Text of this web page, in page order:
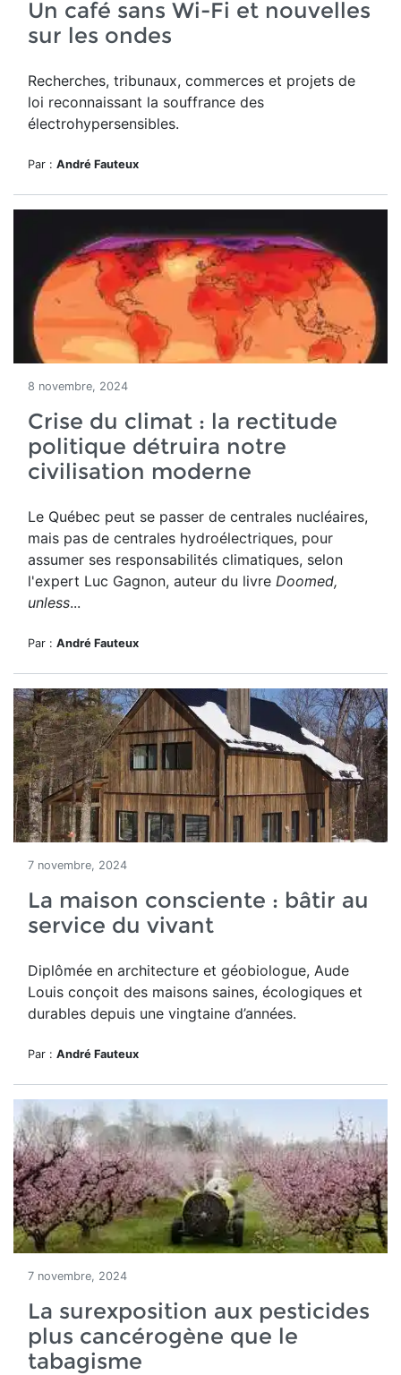
Un café sans Wi-Fi et nouvelles
sur les ondes
Recherches, tribunaux, commerces et projets de
loi reconnaissant la souffrance des
électrohypersensibles.
Par : André Fauteux
8 novembre, 2024
Crise du climat : la rectitude
politique détruira notre
civilisation moderne
Le Québec peut se passer de centrales nucléaires,
mais pas de centrales hydroélectriques, pour
assumer ses responsabilités climatiques, selon
l'expert Luc Gagnon, auteur du livre Doomed,
unless...
Par : André Fauteux
7 novembre, 2024
La maison consciente : bâtir au
service du vivant
Diplômée en architecture et géobiologue, Aude
Louis conçoit des maisons saines, écologiques et
durables depuis une vingtaine d’années.
Par : André Fauteux
7 novembre, 2024
La surexposition aux pesticides
plus cancérogène que le
tabagisme